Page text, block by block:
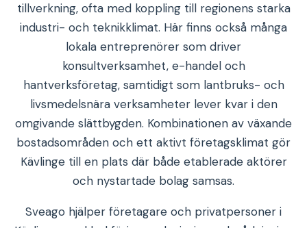
tillverkning, ofta med koppling till regionens starka
industri- och teknikklimat. Här finns också många
lokala entreprenörer som driver
konsultverksamhet, e-handel och
hantverksföretag, samtidigt som lantbruks- och
livsmedelsnära verksamheter lever kvar i den
omgivande slättbygden. Kombinationen av växande
bostadsområden och ett aktivt företagsklimat gör
Kävlinge till en plats där både etablerade aktörer
och nystartade bolag samsas.
Sveago hjälper företagare och privatpersoner i